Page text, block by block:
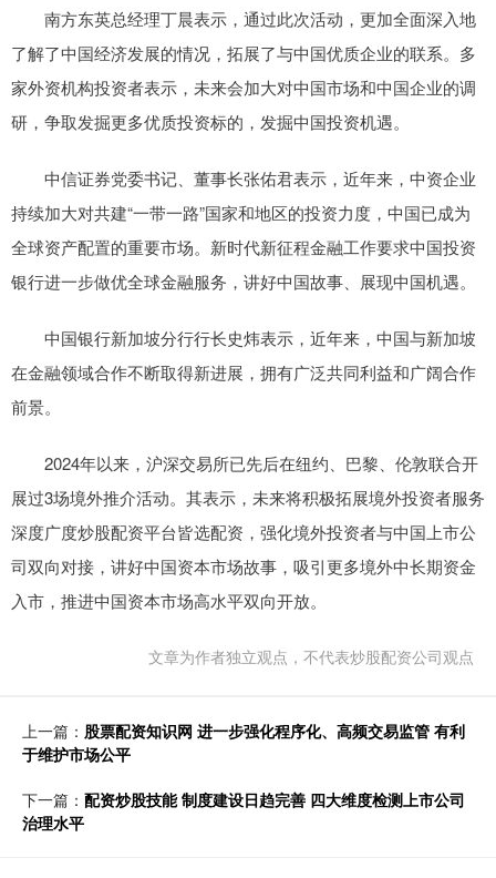
南方东英总经理丁晨表示，通过此次活动，更加全面深入地
了解了中国经济发展的情况，拓展了与中国优质企业的联系。多
家外资机构投资者表示，未来会加大对中国市场和中国企业的调
研，争取发掘更多优质投资标的，发掘中国投资机遇。
中信证券党委书记、董事长张佑君表示，近年来，中资企业
持续加大对共建“一带一路”国家和地区的投资力度，中国已成为
全球资产配置的重要市场。新时代新征程金融工作要求中国投资
银行进一步做优全球金融服务，讲好中国故事、展现中国机遇。
中国银行新加坡分行行长史炜表示，近年来，中国与新加坡
在金融领域合作不断取得新进展，拥有广泛共同利益和广阔合作
前景。
2024年以来，沪深交易所已先后在纽约、巴黎、伦敦联合开
展过3场境外推介活动。其表示，未来将积极拓展境外投资者服务
深度广度炒股配资平台皆选配资，强化境外投资者与中国上市公
司双向对接，讲好中国资本市场故事，吸引更多境外中长期资金
入市，推进中国资本市场高水平双向开放。
文章为作者独立观点，不代表炒股配资公司观点
上一篇： 股票配资知识网 进一步强化程序化、高频交易监管 有利
于维护市场公平
下一篇： 配资炒股技能 制度建设日趋完善 四大维度检测上市公司
治理水平